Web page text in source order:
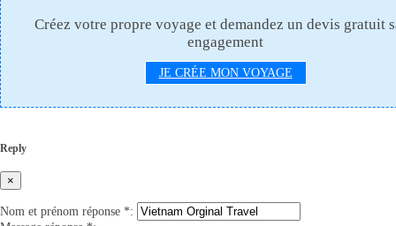
Créez votre propre voyage et demandez un devis gratuit
engagement
JE CRÉE MON VOYAGE
Reply
×
Nom et prénom réponse *: